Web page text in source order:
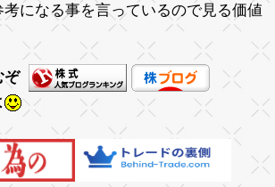
考になる事を言っているので見る価値
ぞ